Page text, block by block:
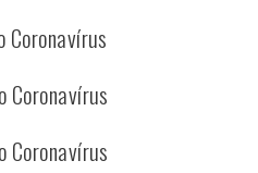
Coronavírus
Coronavírus